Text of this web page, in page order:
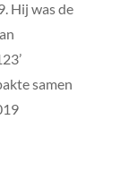
Hij was de
samen